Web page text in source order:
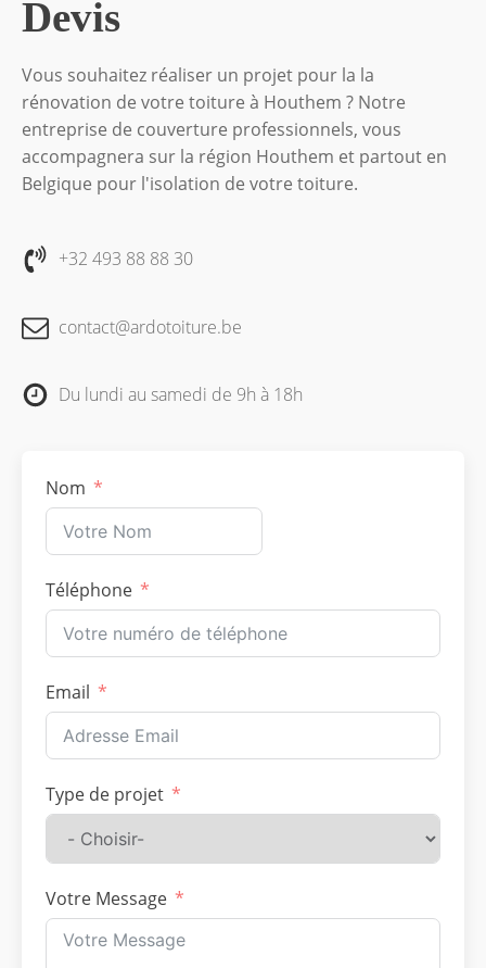
Devis
Vous souhaitez réaliser un projet pour la la
rénovation de votre toiture à Houthem ? Notre
entreprise de couverture professionnels, vous
accompagnera sur la région Houthem et partout en
Belgique pour l'isolation de votre toiture.
+32 493 88 88 30
contact@ardotoiture.be
Du lundi au samedi de 9h à 18h
Nom
Téléphone
Email
Type de projet
Votre Message